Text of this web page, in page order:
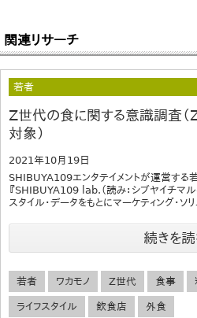
関連リサーチ
若者
Z世代の食に関する意識調査
対象）
2021年10月19日
SHIBUYA109エンタテイメントが運営する
『SHIBUYA109 lab.（読み：シブヤイチマル
スタイル・データをもとにマーケティング・ソ
続きを
若者 ワカモノ Z世代 食事
ライフスタイル 飲食店 外食